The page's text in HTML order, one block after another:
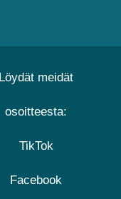
Löydät meidät
osoitteesta:
TikTok
Facebook